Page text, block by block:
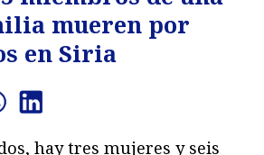
mueren por
en Siria
hay tres mujeres y seis